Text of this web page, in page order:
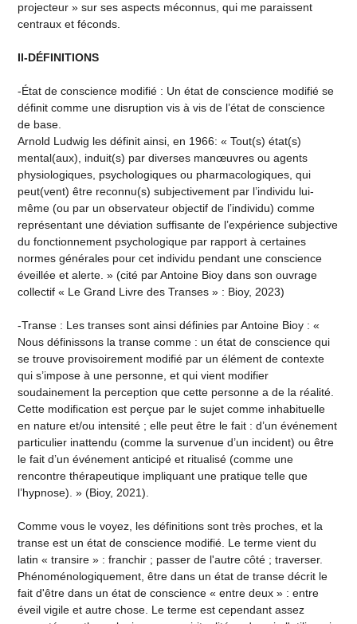
projecteur » sur ses aspects méconnus, qui me paraissent
centraux et féconds.
II-DÉFINITIONS
-État de conscience modifié : Un état de conscience modifié se
définit comme une disruption vis à vis de l’état de conscience
de base.
Arnold Ludwig les définit ainsi, en 1966: « Tout(s) état(s)
mental(aux), induit(s) par diverses manœuvres ou agents
physiologiques, psychologiques ou pharmacologiques, qui
peut(vent) être reconnu(s) subjectivement par l’individu lui-
même (ou par un observateur objectif de l’individu) comme
représentant une déviation suffisante de l’expérience subjective
du fonctionnement psychologique par rapport à certaines
normes générales pour cet individu pendant une conscience
éveillée et alerte. » (cité par Antoine Bioy dans son ouvrage
collectif « Le Grand Livre des Transes » : Bioy, 2023)
-Transe : Les transes sont ainsi définies par Antoine Bioy : «
Nous définissons la transe comme : un état de conscience qui
se trouve provisoirement modifié par un élément de contexte
qui s’impose à une personne, et qui vient modifier
soudainement la perception que cette personne a de la réalité.
Cette modification est perçue par le sujet comme inhabituelle
en nature et/ou intensité ; elle peut être le fait : d’un événement
particulier inattendu (comme la survenue d’un incident) ou être
le fait d’un événement anticipé et ritualisé (comme une
rencontre thérapeutique impliquant une pratique telle que
l’hypnose). » (Bioy, 2021).
Comme vous le voyez, les définitions sont très proches, et la
transe est un état de conscience modifié. Le terme vient du
latin « transire » : franchir ; passer de l'autre côté ; traverser.
Phénoménologiquement, être dans un état de transe décrit le
fait d'être dans un état de conscience « entre deux » : entre
éveil vigile et autre chose. Le terme est cependant assez